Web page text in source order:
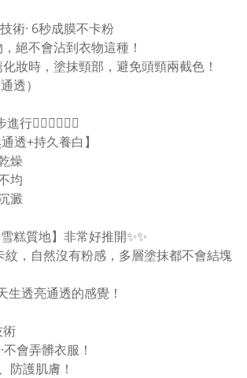
術· 6秒成膜不卡粉
絕不會沾到衣物這種！
妝時，塗抹頸部，避免頭頸兩截色！
透）
👍🏻👍🏻👍🏻
透+持久養白】
燥
均
澱
雪糕質地】非常好推開✨✨
紋，自然沒有粉感，多層塗抹都不會結塊
生透亮通透的感覺！
術
不會弄髒衣服！
防護肌膚！